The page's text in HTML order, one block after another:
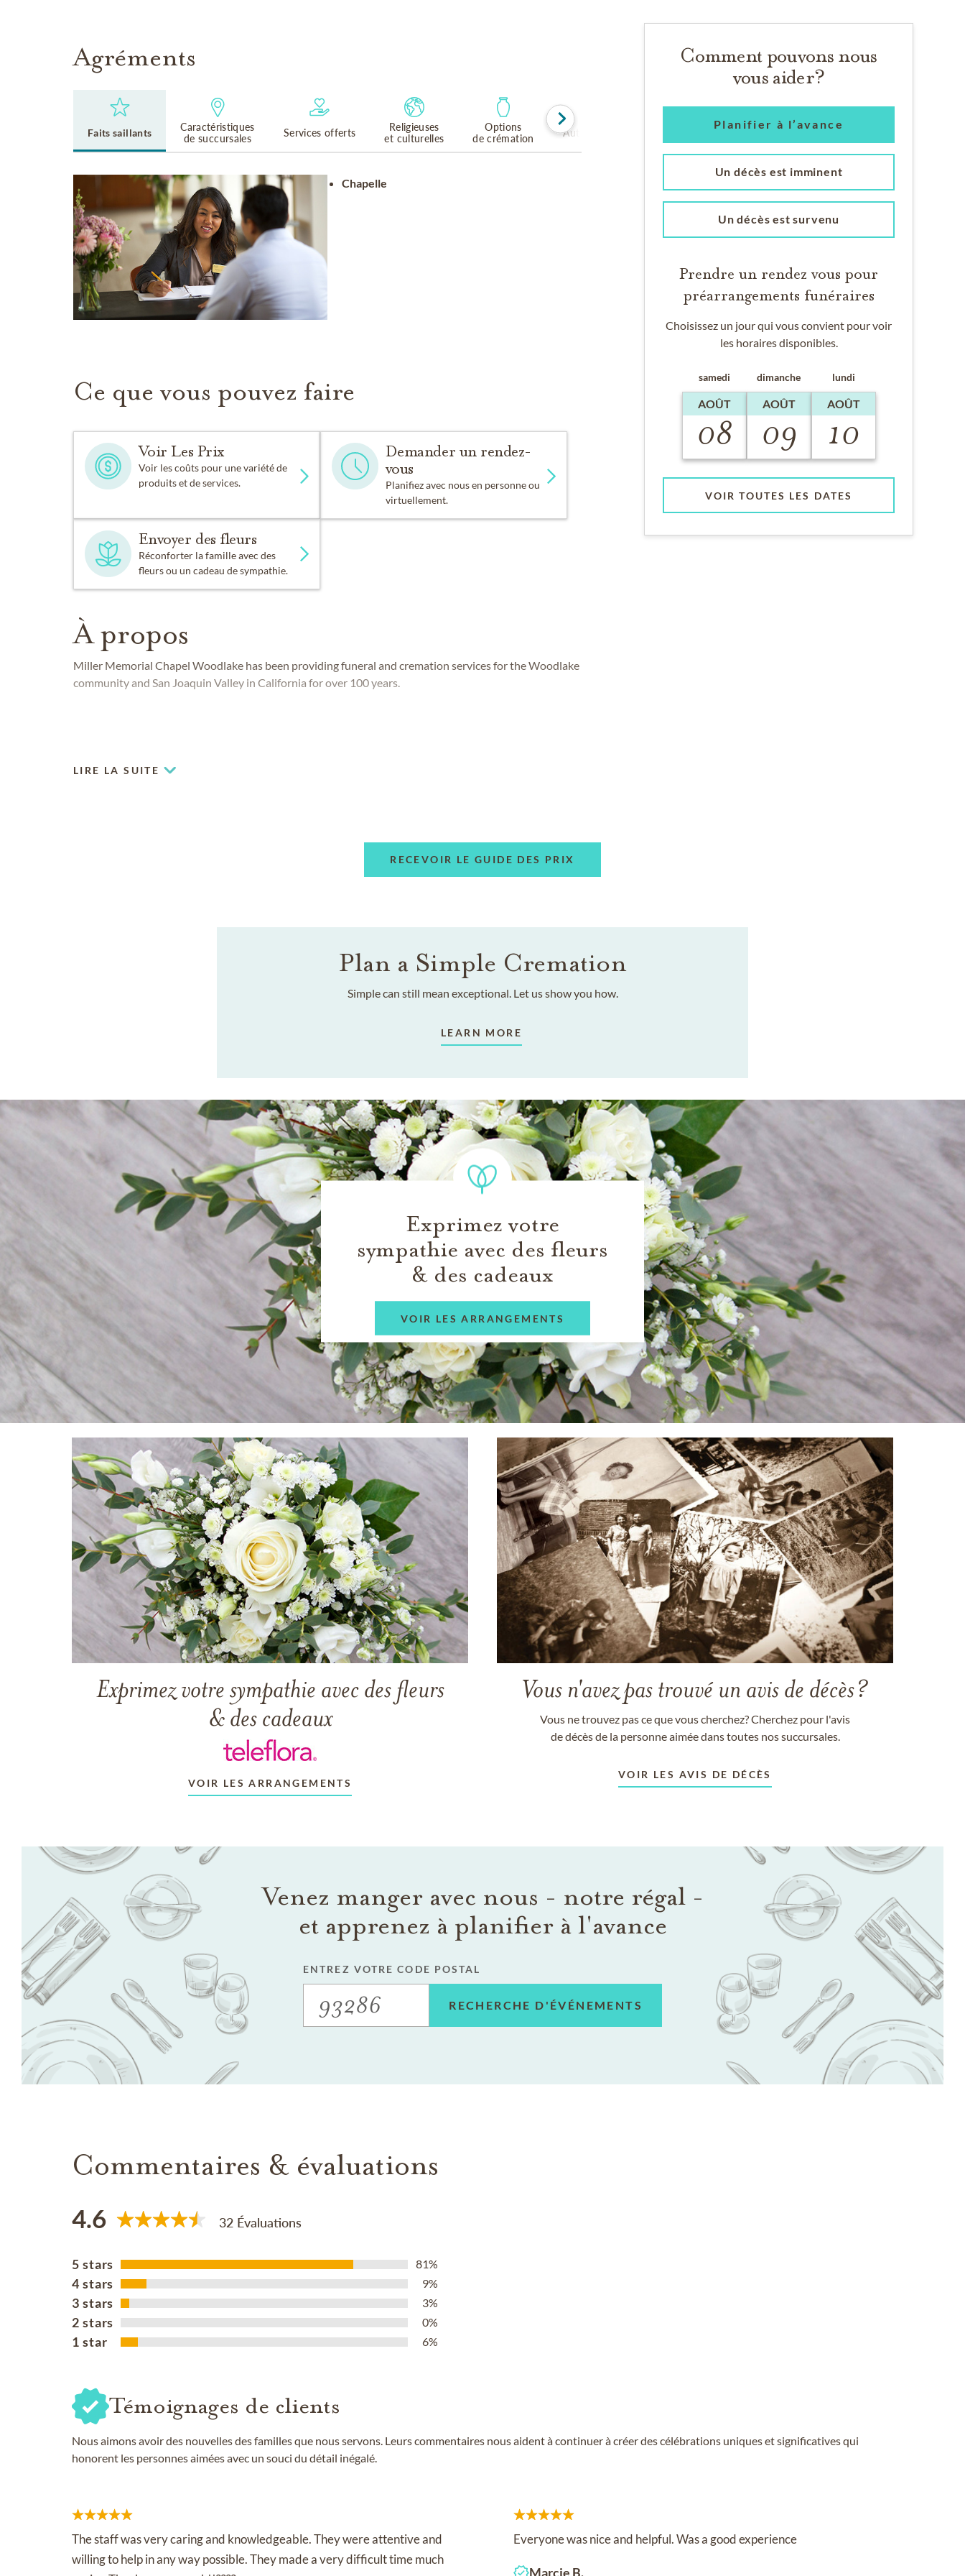
Agréments
Faits saillants
Caractéristiques
de succursales
Services offerts
Religieuses
et culturelles
Options
de crémation
Autres langues parlées
Chapelle
Ce que vous pouvez faire
Voir Les Prix
Voir les coûts pour une variété de
produits et de services.
Demander un rendez-
vous
Planifiez avec nous en personne ou
virtuellement.
Envoyer des fleurs
Réconforter la famille avec des
fleurs ou un cadeau de sympathie.
À propos
Miller Memorial Chapel Woodlake has been providing funeral and cremation services for the Woodlake
community and San Joaquin Valley in California for over 100 years.
LIRE LA SUITE
Comment pouvons nous
vous aider?
Planifier à l’avance
Un décès est imminent
Un décès est survenu
Prendre un rendez vous pour
préarrangements funéraires
Choisissez un jour qui vous convient pour voir
les horaires disponibles.
samedi
AOÛT
08
dimanche
AOÛT
09
lundi
AOÛT
10
VOIR TOUTES LES DATES
RECEVOIR LE GUIDE DES PRIX
Plan a Simple Cremation
Simple can still mean exceptional. Let us show you how.
LEARN MORE
Exprimez votre
sympathie avec des fleurs
& des cadeaux
VOIR LES ARRANGEMENTS
Exprimez votre sympathie avec des fleurs
& des cadeaux
VOIR LES ARRANGEMENTS
Vous n'avez pas trouvé un avis de décès?
Vous ne trouvez pas ce que vous cherchez? Cherchez pour l'avis
de décès de la personne aimée dans toutes nos succursales.
VOIR LES AVIS DE DÉCÈS
Venez manger avec nous - notre régal -
et apprenez à planifier à l'avance
ENTREZ VOTRE CODE POSTAL
RECHERCHE D'ÉVÉNEMENTS
Commentaires & évaluations
4.6 32 Évaluations
5 stars 81%
4 stars 9%
3 stars 3%
2 stars 0%
1 star 6%
Témoignages de clients
Nous aimons avoir des nouvelles des familles que nous servons. Leurs commentaires nous aident à continuer à créer des célébrations uniques et significatives qui
honorent les personnes aimées avec un souci du détail inégalé.
The staff was very caring and knowledgeable. They were attentive and
willing to help in any way possible. They made a very difficult time much
Everyone was nice and helpful. Was a good experience
Marcie B.